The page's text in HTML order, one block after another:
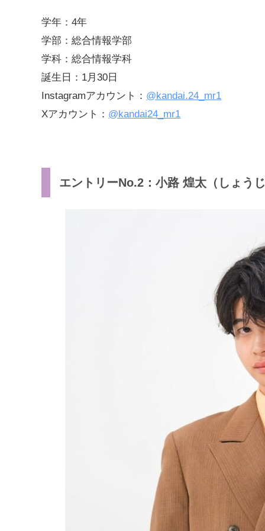
学年：4年
学部：総合情報学部
学科：総合情報学科
誕生日：1月30日
Instagramアカウント： @kandai.24_mr1
Xアカウント： @kandai24_mr1
エントリーNo.2：小路 煌太（しょう